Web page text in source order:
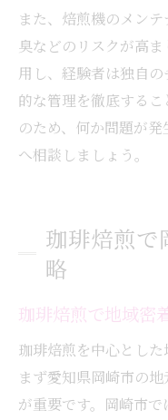
また、焙煎機のメン
臭などのリスクが高
用し、経験者は独自
的な管理を徹底する
のため、何か問題が
へ相談しましょう。
珈琲焙煎で
略
珈琲焙煎で地域密
珈琲焙煎を中心とした
まず愛知県岡崎市の
が重要です。岡崎市